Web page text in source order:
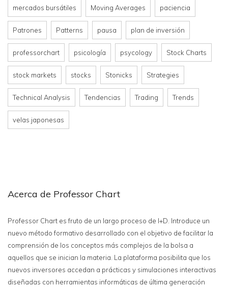
mercados bursátiles Moving Averages paciencia
Patrones Patterns pausa plan de inversión
professorchart psicología psycology Stock Charts
stock markets stocks Stonicks Strategies
Technical Analysis Tendencias Trading Trends
velas japonesas
Acerca de Professor Chart
Professor Chart es fruto de un largo proceso de I+D. Introduce un
nuevo método formativo desarrollado con el objetivo de facilitar la
comprensión de los conceptos más complejos de la bolsa a
aquellos que se inician la materia. La plataforma posibilita que los
nuevos inversores accedan a prácticas y simulaciones interactivas
diseñadas con herramientas informáticas de última generación